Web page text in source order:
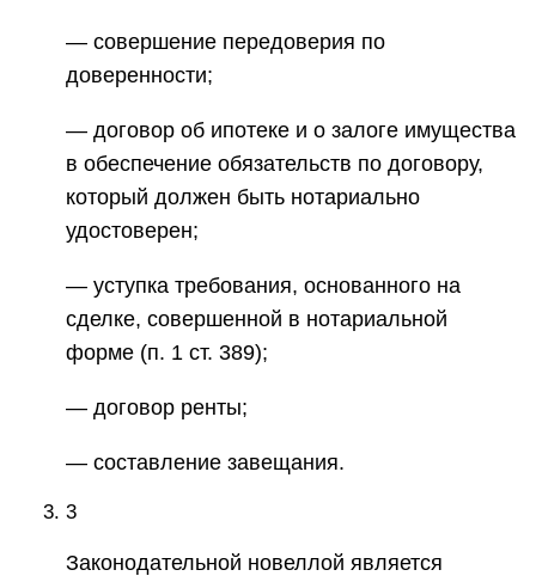
— совершение передоверия по
доверенности;
— договор об ипотеке и о залоге имущества
в обеспечение обязательств по договору,
который должен быть нотариально
удостоверен;
— уступка требования, основанного на
сделке, совершенной в нотариальной
форме (п. 1 ст. 389);
— договор ренты;
— составление завещания.
3
Законодательной новеллой является